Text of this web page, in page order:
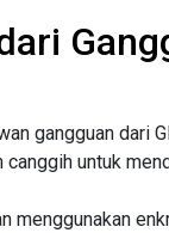
gangguan dari
untuk
menggunakan